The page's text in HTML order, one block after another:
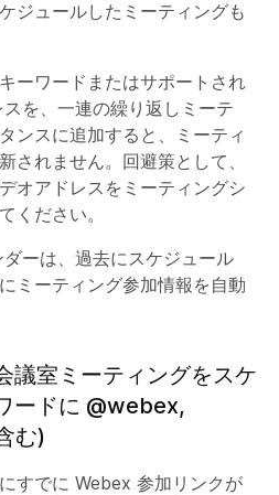
ジュールしたミーティングも
ーワードまたはサポートされ
を、一連の繰り返しミーテ
ンスに追加すると、ミーティ
されません。回避策として、
オアドレスをミーティングシ
ください。
ーは、過去にスケジュール
ミーティング参加情報を自動
議室ミーティングをスケ
ードに @webex,
む)
すでに Webex 参加リンクが